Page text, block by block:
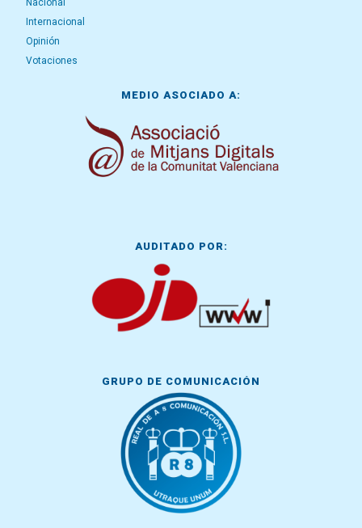
Nacional
Internacional
Opinión
Votaciones
MEDIO ASOCIADO A:
AUDITADO POR:
GRUPO DE COMUNICACIÓN